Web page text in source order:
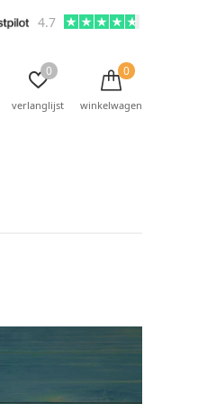
verlanglijst
0
winkelwagen
0
4.7